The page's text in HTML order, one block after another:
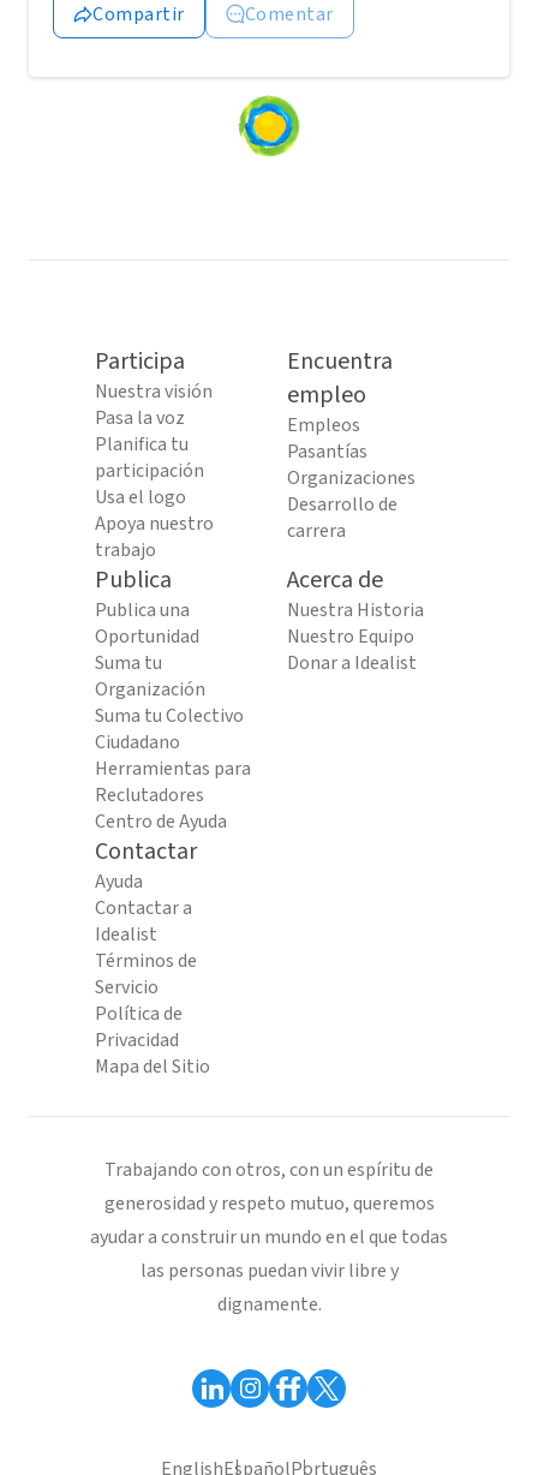
Compartir Comentar
Loading
Participa
Nuestra visión
Pasa la voz
Planifica tu
participación
Usa el logo
Apoya nuestro
trabajo
Encuentra
empleo
Empleos
Pasantías
Organizaciones
Desarrollo de
carrera
Publica
Publica una
Oportunidad
Suma tu
Organización
Suma tu Colectivo
Ciudadano
Herramientas para
Reclutadores
Centro de Ayuda
Acerca de
Nuestra Historia
Nuestro Equipo
Donar a Idealist
Contactar
Ayuda
Contactar a
Idealist
Términos de
Servicio
Política de
Privacidad
Mapa del Sitio
Trabajando con otros, con un espíritu de
generosidad y respeto mutuo, queremos
ayudar a construir un mundo en el que todas
las personas puedan vivir libre y
dignamente.
EnglishEspañolPortuguês